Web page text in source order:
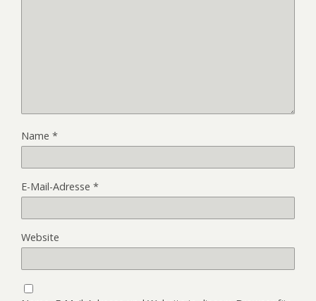
Name *
E-Mail-Adresse *
Website